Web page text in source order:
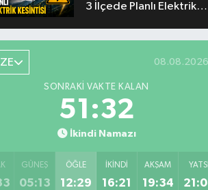
3 İlçede Planlı Elektrik
08.08.2026
SONRAKI VAKTE KALAN
51:31
İkindi Namazı
GÜNEŞ
05:13
ÖĞLE
12:29
İKINDI
16:21
AKŞAM
19:34
YATSI